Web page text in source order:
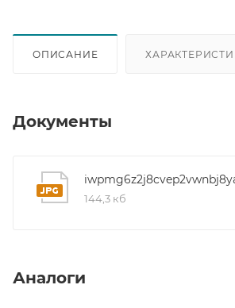
ОПИСАНИЕ
Документы
144,3 кб
Аналоги